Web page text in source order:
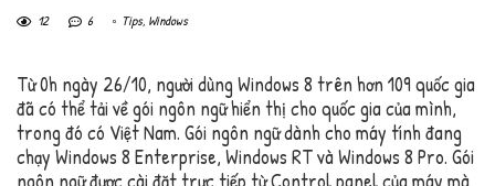
12 6 Tips, Windows
Từ 0h ngày 26/10, người dùng Windows 8 trên hơn 109 quốc gia
đã có thể tải về gói ngôn ngữ hiển thị cho quốc gia của mình,
trong đó có Việt Nam. Gói ngôn ngữ dành cho máy tính đang
chạy Windows 8 Enterprise, Windows RT và Windows 8 Pro. Gói